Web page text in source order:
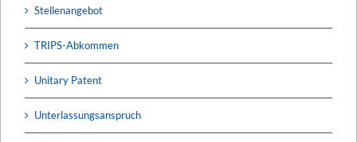
Stellenangebot
TRIPS-Abkommen
Unitary Patent
Unterlassungsanspruch